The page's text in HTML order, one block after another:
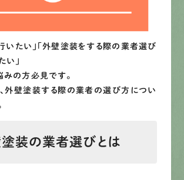
Web
いたい」「外壁塗装をする際の業者選び
い」
みの方必見です。
外壁塗装する際の業者の選び方につい
装の業者選びとは